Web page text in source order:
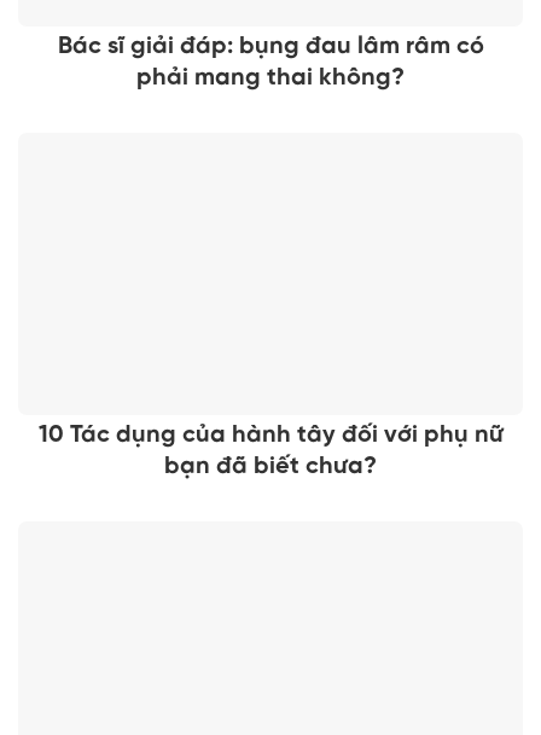
Bác sĩ giải đáp: bụng đau lâm râm có
phải mang thai không?
10 Tác dụng của hành tây đối với phụ nữ
bạn đã biết chưa?